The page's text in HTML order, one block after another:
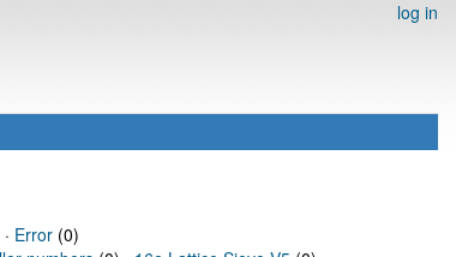
log in
Error(0)